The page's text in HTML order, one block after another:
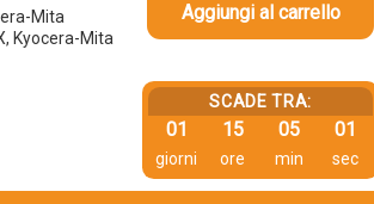
Mita
Kyocera-Mita
Aggiungi al carrello
SCADE TRA:
01
giorni
15
ore
05
min
00
sec